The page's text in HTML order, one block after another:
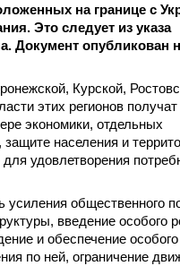
на границе с
Это следует из указа
Документ опубликован
Курской,
этих регионов получат
экономики, отдельных
населения и
удовлетворения
усиления общественного
введение особого
и обеспечение
по ней, ограничение